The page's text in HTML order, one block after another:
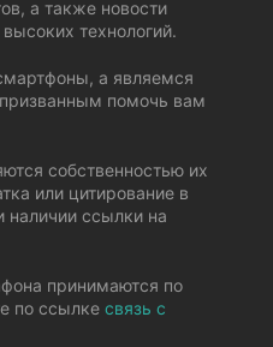
а также новости
технологий.
а являемся
помочь вам
собственностью их
или цитирование в
наличии ссылки на
принимаются по
по ссылке связь с